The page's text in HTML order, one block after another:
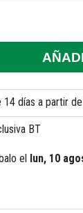
días a partir
BT
el lun, 10